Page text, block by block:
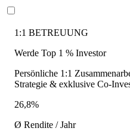
1:1 BETREUUNG
Werde Top 1 % Investor
Persönliche 1:1
Strategie & exklusive Co-
26,8%
Ø Rendite / Jahr